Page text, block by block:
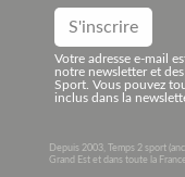
Votre adresse e-mail
notre newsletter et
Sport. Vous pouvez
inclus dans la
Depuis 2003, Temps 2 sport
Grand Est et dans toute la France